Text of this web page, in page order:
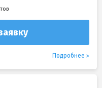
Подробнее